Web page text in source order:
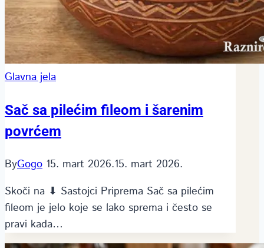
Glavna jela
Sač sa pilećim fileom i šarenim
povrćem
ByGogo 15. mart 2026.15. mart 2026.
Skoči na ⬇ Sastojci Priprema Sač sa pilećim
fileom je jelo koje se lako sprema i često se
pravi kada…